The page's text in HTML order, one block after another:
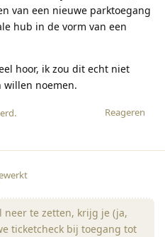
van een nieuwe parktoegang
hub in de vorm van een
hoor, ik zou dit echt niet
noemen.
Reageren
.
neer te zetten, krijg je (ja,
ticketcheck bij toegang tot